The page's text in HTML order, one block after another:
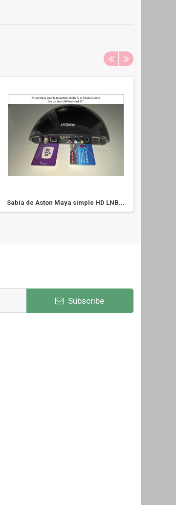
Sabia de Aston Maya simple HD LNB...
Subscribe